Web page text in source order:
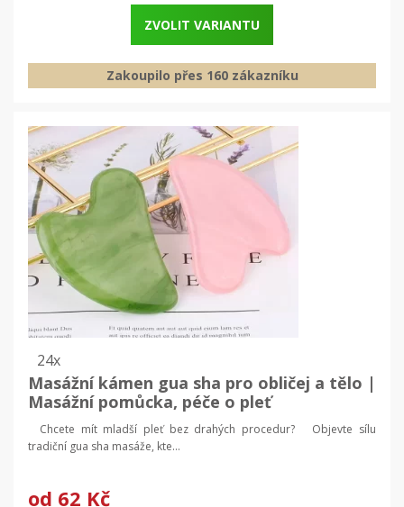
ZVOLIT VARIANTU
Zakoupilo přes 160 zákazníku
24x
Masážní kámen gua sha pro obličej a tělo |
Masážní pomůcka, péče o pleť
Chcete mít mladší pleť bez drahých procedur? Objevte sílu
tradiční gua sha masáže, kte...
od 62 Kč